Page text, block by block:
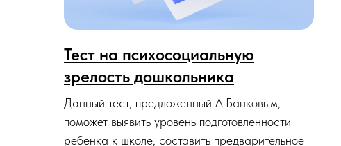
Тест на психосоциальную
зрелость дошкольника
Данный тест, предложенный А.Банковым,
поможет выявить уровень подготовленности
ребенка к школе, составить предварительное